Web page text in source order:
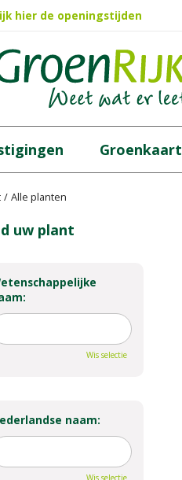
Alle planten
hier de openingstijden
Groenkaart
uw plant
Wis selectie
naam:
Wis selectie